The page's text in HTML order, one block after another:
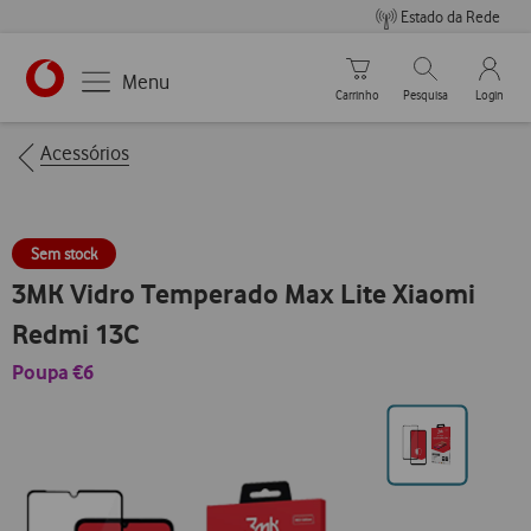
Estado da Rede
https://www.vodafone.pt
Menu
Carrinho de compras
Carrinho
Pesquisar
Pesquisa
My
Login
Breadcrumbs
Acessórios
Sem stock
3MK Vidro Temperado Max Lite Xiaomi
Redmi 13C
Poupa €6
Ir
para